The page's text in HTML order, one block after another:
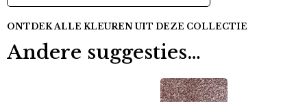
ONTDEK ALLE KLEUREN UIT DEZE COLLECTIE
Andere suggesties…